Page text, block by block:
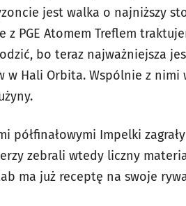
jest walka o najniższy
z PGE Atomem Treflem
bo teraz najważniejsza
w Hali Orbita. Wspólnie z nimi
półfinałowymi Impelki
zebrali wtedy liczny
ma już receptę na swoje